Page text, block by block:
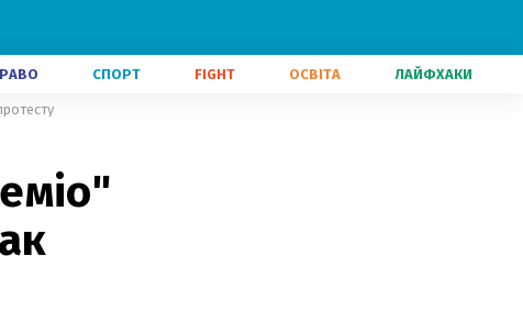
СПОРТ FIGHT ОСВІТА ЛАЙФХАКИ